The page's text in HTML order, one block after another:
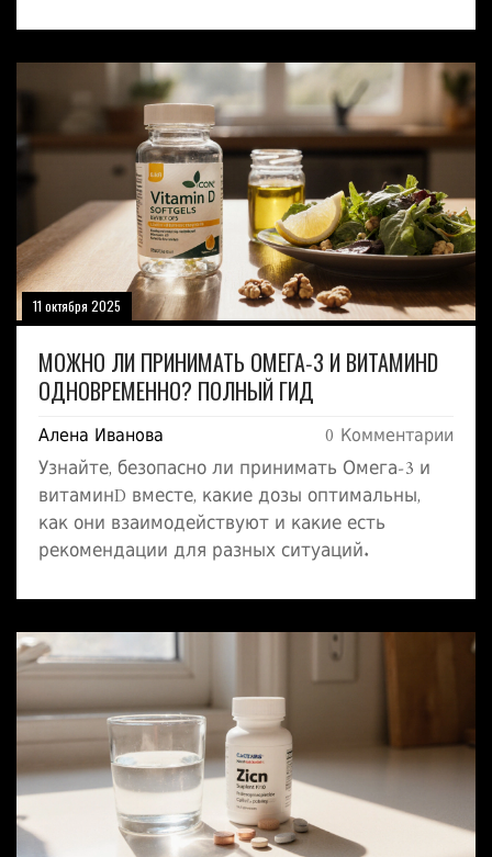
11 октября 2025
МОЖНО ЛИ ПРИНИМАТЬ ОМЕГА‑3 И ВИТАМИНD
ОДНОВРЕМЕННО? ПОЛНЫЙ ГИД
Алена Иванова 0 Комментарии
Узнайте, безопасно ли принимать Омега‑3 и
витаминD вместе, какие дозы оптимальны,
как они взаимодействуют и какие есть
рекомендации для разных ситуаций.